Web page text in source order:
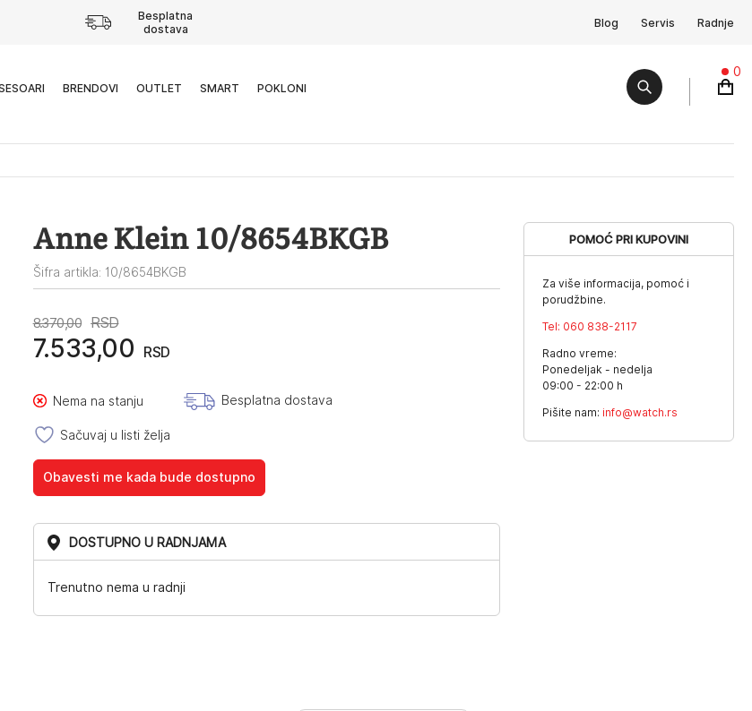
Besplatna
dostava
Blog Servis Radnje
BRENDOVI OUTLET SMART POKLONI
0
Anne Klein 10/8654BKGB
Šifra artikla: 10/8654BKGB
8.370,00 RSD
Originalna
cena
je
bila:
8.370,00RSD.
7.533,00 RSD
Trenutna
cena
je:
7.533,00RSD.
Nema na stanju Besplatna dostava
Sačuvaj u listi želja
Obavesti me kada bude dostupno
DOSTUPNO U RADNJAMA
Trenutno nema u radnji
POMOĆ PRI KUPOVINI
Za više informacija, pomoć i
porudžbine.
Tel: 060 838-2117
Radno vreme:
Ponedeljak - nedelja
09:00 - 22:00 h
Pišite nam: info@watch.rs